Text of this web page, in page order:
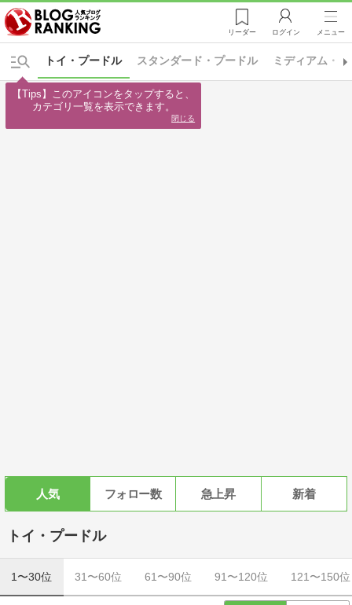
リーダー ログイン メニュー
スタンダード・プードル ミディアム・
トイ・プードル
人気 フォロー数 急上昇 新着
トイ・プードル
1〜30位 31〜60位 61〜90位 91〜120位 121〜150位
【Tips】このアイコンをタップすると、
カテゴリ一覧を表示できます。
閉じる